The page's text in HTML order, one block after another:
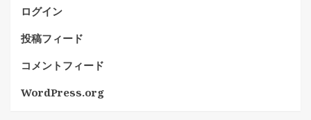
ログイン
投稿フィード
コメントフィード
WordPress.org